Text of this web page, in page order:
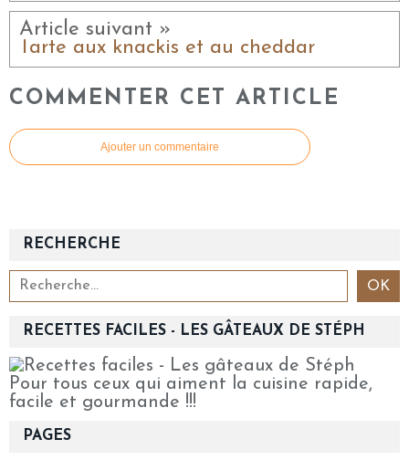
Article suivant »
Tarte aux knackis et au cheddar
COMMENTER CET ARTICLE
Ajouter un commentaire
RECHERCHE
RECETTES FACILES - LES GÂTEAUX DE STÉPH
Pour tous ceux qui aiment la cuisine rapide,
facile et gourmande !!!
PAGES